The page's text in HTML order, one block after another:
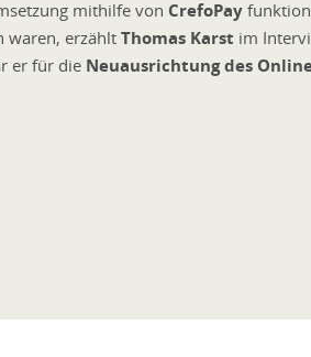
mithilfe von CrefoPay
waren, erzählt Thomas Karst im
er für die Neuausrichtung des